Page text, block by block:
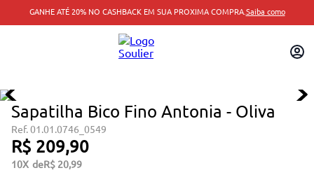
GANHE ATÉ 20% NO CASHBACK EM SUA PROXIMA COMPRA.Saiba como
Sapatilha Bico Fino Antonia - Oliva
01.01.0746_0549
R$ 209,90
10 R$ 20,99